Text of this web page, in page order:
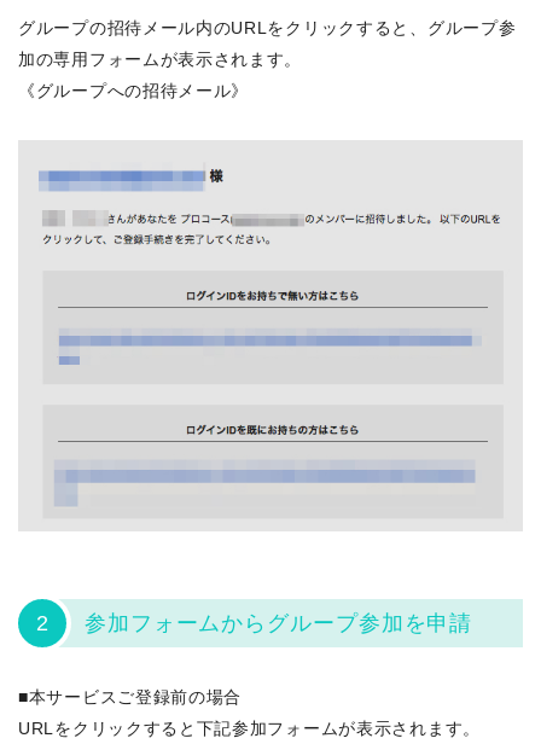
グループの招待メール内のURLをクリックすると、グループ参
加の専用フォームが表示されます。
《グループへの招待メール》
2 参加フォームからグループ参加を申請
■本サービスご登録前の場合
URLをクリックすると下記参加フォームが表示されます。